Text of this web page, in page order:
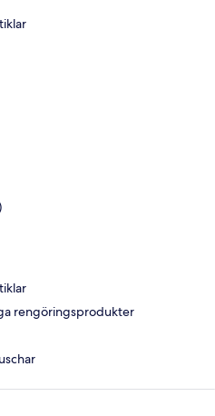
rengöringsprodukter